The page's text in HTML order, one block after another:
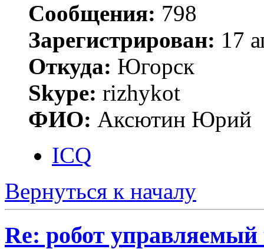
Сообщения: 798
Зарегистрирован: 17
Откуда: Югорск
Skype: rizhykot
ФИО: Аксютин Юрий
ICQ
Вернуться к началу
Re: робот управляемый